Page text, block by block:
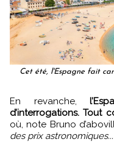
Cet été, l'Espagne fait
En revanche,
d’interrogations. Tout
où, note Bruno
des prix